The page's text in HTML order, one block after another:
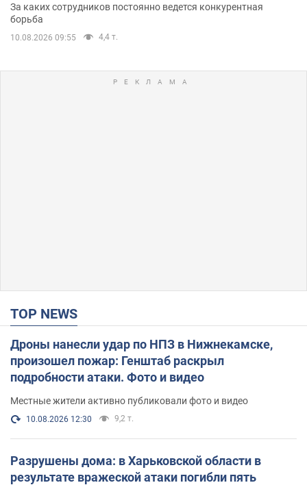
За каких сотрудников постоянно ведется конкурентная
борьба
10.08.2026 09:55 4,4 т.
TOP NEWS
Дроны нанесли удар по НПЗ в Нижнекамске,
произошел пожар: Генштаб раскрыл
подробности атаки. Фото и видео
Местные жители активно публиковали фото и видео
10.08.2026 12:30 9,2 т.
Разрушены дома: в Харьковской области в
результате вражеской атаки погибли пять